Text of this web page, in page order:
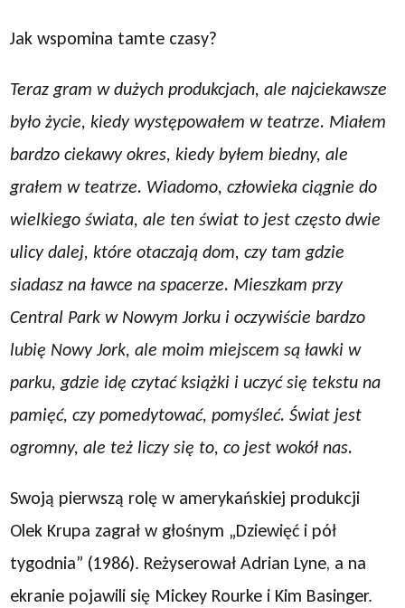
Jak wspomina tamte czasy?
Teraz gram w dużych produkcjach, ale najciekawsze
było życie, kiedy występowałem w teatrze. Miałem
bardzo ciekawy okres, kiedy byłem biedny, ale
grałem w teatrze. Wiadomo, człowieka ciągnie do
wielkiego świata, ale ten świat to jest często dwie
ulicy dalej, które otaczają dom, czy tam gdzie
siadasz na ławce na spacerze. Mieszkam przy
Central Park w Nowym Jorku i oczywiście bardzo
lubię Nowy Jork, ale moim miejscem są ławki w
parku, gdzie idę czytać książki i uczyć się tekstu na
pamięć, czy pomedytować, pomyśleć. Świat jest
ogromny, ale też liczy się to, co jest wokół nas.
Swoją pierwszą rolę w amerykańskiej produkcji
Olek Krupa zagrał w głośnym „Dziewięć i pół
tygodnia” (1986). Reżyserował Adrian Lyne, a na
ekranie pojawili się Mickey Rourke i Kim Basinger.